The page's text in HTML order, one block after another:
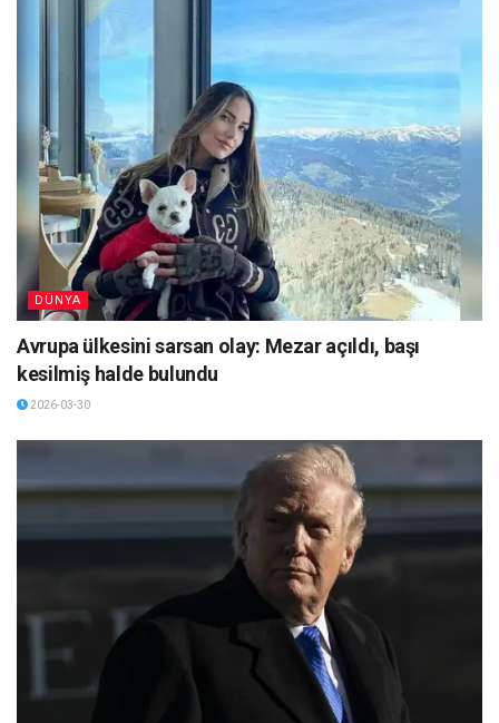
DÜNYA
Avrupa ülkesini sarsan olay: Mezar açıldı, başı
kesilmiş halde bulundu
2026-03-30